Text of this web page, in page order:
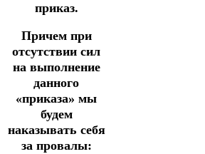
приказ.
Причем при
отсутствии сил
на выполнение
данного
«приказа» мы
будем
наказывать себя
за провалы: